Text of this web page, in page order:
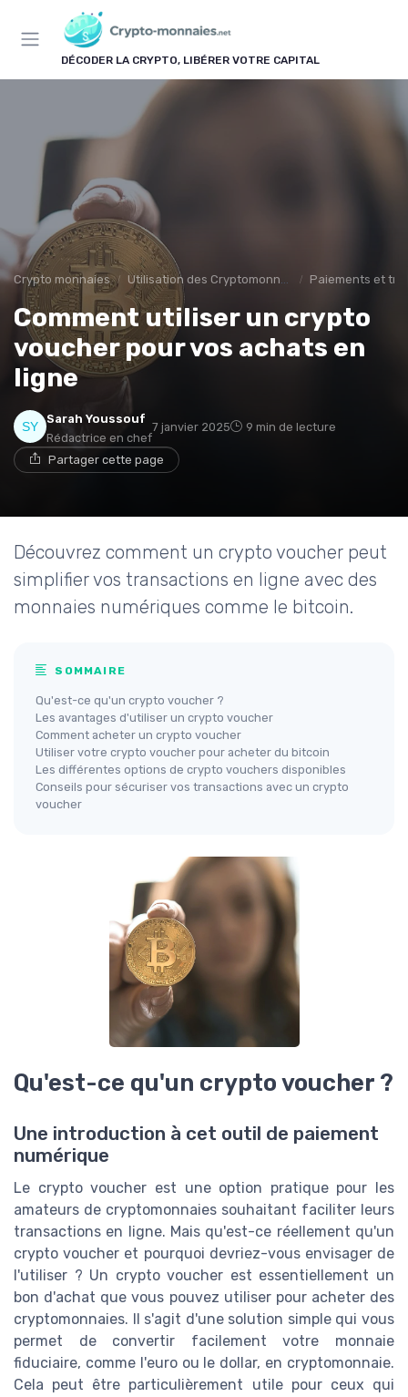
DÉCODER LA CRYPTO, LIBÉRER VOTRE CAPITAL
Crypto monnaies Utilisation des Cryptomonnaies Paiements et
Comment utiliser un crypto
voucher pour vos achats en
ligne
Sarah Youssouf
Rédactrice en chef
7 janvier 2025 9 min de lecture
Partager cette page
Découvrez comment un crypto voucher peut
simplifier vos transactions en ligne avec des
monnaies numériques comme le bitcoin.
SOMMAIRE
Qu'est-ce qu'un crypto voucher ?
Les avantages d'utiliser un crypto voucher
Comment acheter un crypto voucher
Utiliser votre crypto voucher pour acheter du bitcoin
Les différentes options de crypto vouchers disponibles
Conseils pour sécuriser vos transactions avec un crypto
voucher
Qu'est-ce qu'un crypto voucher ?
Une introduction à cet outil de paiement
numérique
Le crypto voucher est une option pratique pour les
amateurs de cryptomonnaies souhaitant faciliter leurs
transactions en ligne. Mais qu'est-ce réellement qu'un
crypto voucher et pourquoi devriez-vous envisager de
l'utiliser ? Un crypto voucher est essentiellement un
bon d'achat que vous pouvez utiliser pour acheter des
cryptomonnaies. Il s'agit d'une solution simple qui vous
permet de convertir facilement votre monnaie
fiduciaire, comme l'euro ou le dollar, en cryptomonnaie.
Cela peut être particulièrement utile pour ceux qui
Panneau de gestion des cookies